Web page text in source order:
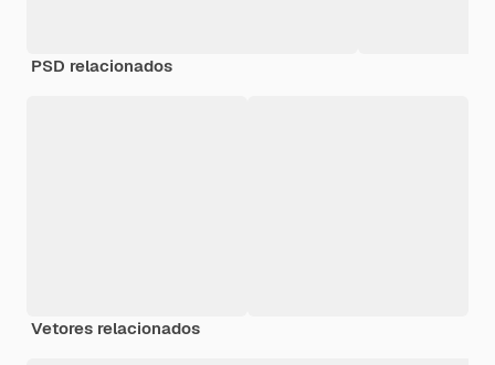
PSD relacionados
Vetores relacionados